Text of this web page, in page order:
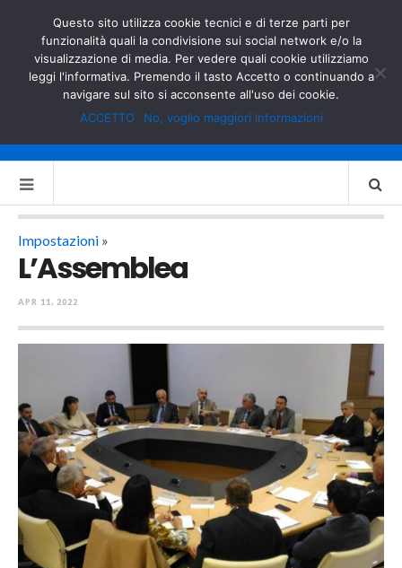
MINISTERO DELL’INTERNO
GOVERNO.IT
Impostazioni »
L’Assemblea
APR 11, 2022
Questo sito utilizza cookie tecnici e di terze parti per
funzionalità quali la condivisione sui social network e/o la
visualizzazione di media. Per vedere quali cookie utilizziamo
leggi l'informativa. Premendo il tasto Accetto o continuando a
navigare sul sito si acconsente all'uso dei cookie.
ACCETTO
No, voglio maggiori informazioni